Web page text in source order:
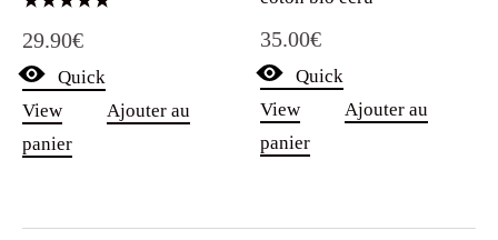
5.00
sur 5
29.90€
Quick
View
Ajouter au
panier
35.00€
Quick
View
Ajouter au
panier